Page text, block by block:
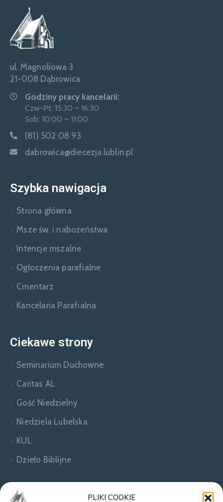
PLIKI COOKIE
ul. Magnoliowa 3
21-008 Dąbrowica
Godziny pracy kancelarii:
Czw-Pt: 15:30 – 16:30
Sob: 10:00 – 11:00
(81) 502 08 93
dabrowica@diecezja.lublin.pl
Szybka nawigacja
Strona główna
Msze św. i nabożeństwa
Intencje mszalne
Ogłoszenia parafialne
Cmentarz
Kancelaria Parafialna
Ciekawe strony
Seminarium Duchowne
Caritas AL
Gość Niedzielny
Niedziela Lubelska
KUL
Dzieło Biblijne
Zapraszamy do kontaktu!